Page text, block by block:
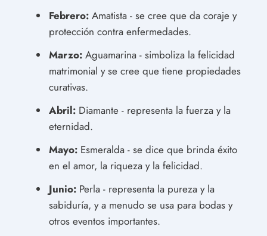
Febrero: Amatista - se cree que da coraje y
protección contra enfermedades.
Marzo: Aguamarina - simboliza la felicidad
matrimonial y se cree que tiene propiedades
curativas.
Abril: Diamante - representa la fuerza y ​​la
eternidad.
Mayo: Esmeralda - se dice que brinda éxito
en el amor, la riqueza y la felicidad.
Junio: Perla - representa la pureza y la
sabiduría, y a menudo se usa para bodas y
otros eventos importantes.